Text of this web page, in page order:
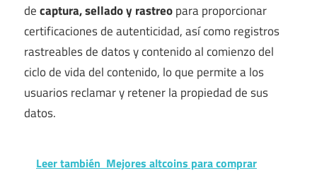
decaptura, sellado y rastreopara proporcionar
certificaciones de autenticidad, así como registros
rastreables de datos y contenido al comienzo del
ciclo de vida del contenido, lo que permite a los
usuarios reclamar y retener la propiedad de sus
datos.
Leer también Mejores altcoins para comprar